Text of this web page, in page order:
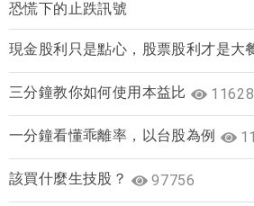
恐慌下的止跌訊號
現金股利只是點心，股票股利才是大
三分鐘教你如何使用本益比
一分鐘看懂乖離率，以台股為例
該買什麼生技股？ 97756